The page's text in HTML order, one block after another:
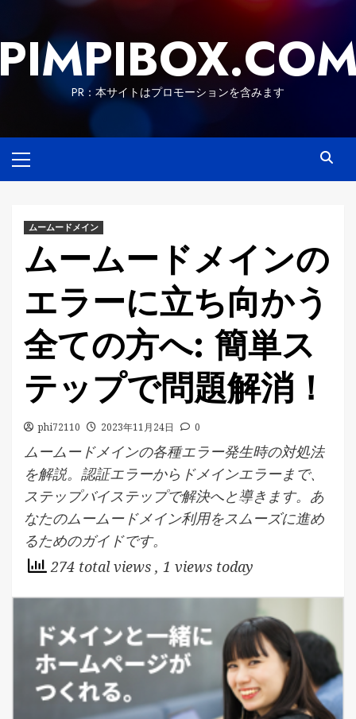
content
PR：本サイトはプロモーションを含みます
Menu
ムームードメイン
ムームードメインの
エラーに立ち向かう
全ての方へ: 簡単ス
テップで問題解消！
phi72110 2023年11月24日 0
ムームードメインの各種エラー発生時の対処法
を解説。認証エラーからドメインエラーまで、
ステップバイステップで解決へと導きます。あ
なたのムームードメイン利用をスムーズに進め
るためのガイドです。
274 total views , 1 views today